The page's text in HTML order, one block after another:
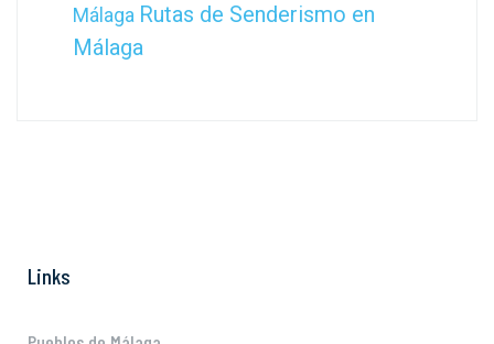
Málaga Rutas de Senderismo en
Málaga
Links